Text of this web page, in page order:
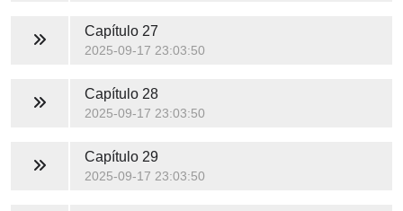
Capítulo 27
2025-09-17 23:03:50
Capítulo 28
2025-09-17 23:03:50
Capítulo 29
2025-09-17 23:03:50